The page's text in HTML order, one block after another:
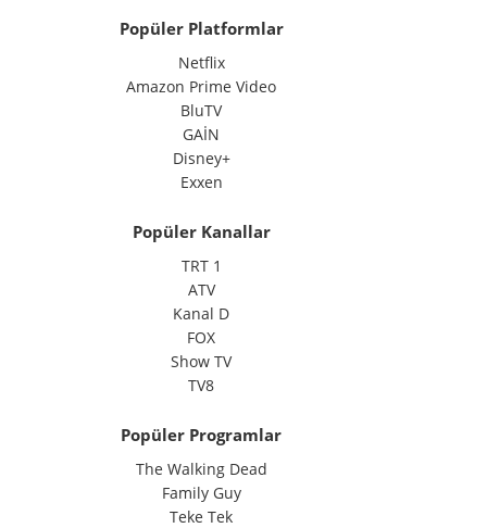
Popüler Platformlar
Netflix
Amazon Prime Video
BluTV
GAİN
Disney+
Exxen
Popüler Kanallar
TRT 1
ATV
Kanal D
FOX
Show TV
TV8
Popüler Programlar
The Walking Dead
Family Guy
Teke Tek